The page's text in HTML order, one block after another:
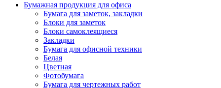
Бумажная продукция для офиса
Бумага для заметок, закладки
Блоки для заметок
Блоки самоклеящиеся
Закладки
Бумага для офисной техники
Белая
Цветная
Фотобумага
Бумага для чертежных работ